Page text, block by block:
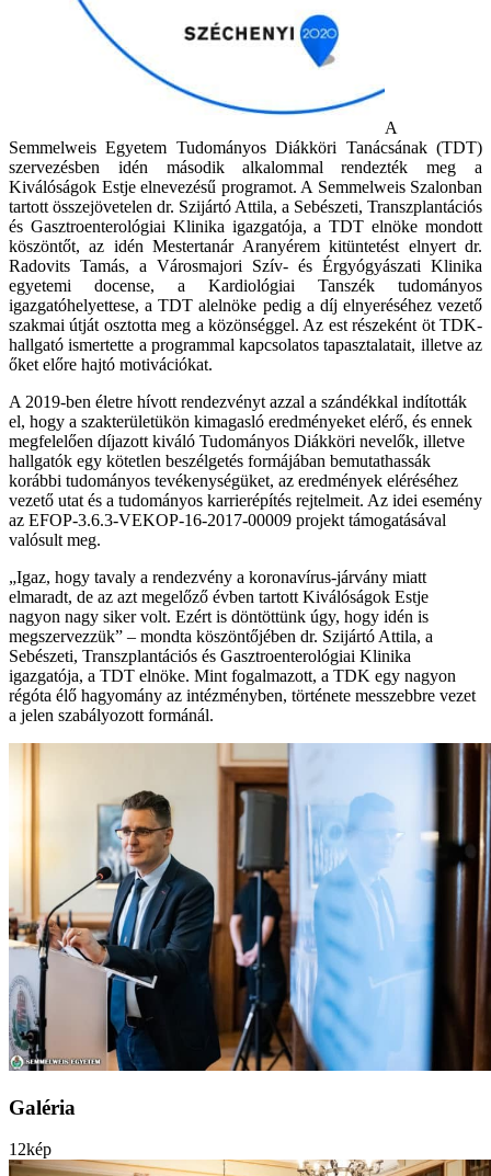
A
Semmelweis Egyetem Tudományos Diákköri Tanácsának (TDT)
szervezésben idén második alkalommal rendezték meg a
Kiválóságok Estje elnevezésű programot. A Semmelweis Szalonban
tartott összejövetelen dr. Szijártó Attila, a Sebészeti, Transzplantációs
és Gasztroenterológiai Klinika igazgatója, a TDT elnöke mondott
köszöntőt, az idén Mestertanár Aranyérem kitüntetést elnyert dr.
Radovits Tamás, a Városmajori Szív- és Érgyógyászati Klinika
egyetemi docense, a Kardiológiai Tanszék tudományos
igazgatóhelyettese, a TDT alelnöke pedig a díj elnyeréséhez vezető
szakmai útját osztotta meg a közönséggel. Az est részeként öt TDK-
hallgató ismertette a programmal kapcsolatos tapasztalatait, illetve az
őket előre hajtó motivációkat.
A 2019-ben életre hívott rendezvényt azzal a szándékkal indították
el, hogy a szakterületükön kimagasló eredményeket elérő, és ennek
megfelelően díjazott kiváló Tudományos Diákköri nevelők, illetve
hallgatók egy kötetlen beszélgetés formájában bemutathassák
korábbi tudományos tevékenységüket, az eredmények eléréséhez
vezető utat és a tudományos karrierépítés rejtelmeit. Az idei esemény
az EFOP-3.6.3-VEKOP-16-2017-00009 projekt támogatásával
valósult meg.
„Igaz, hogy tavaly a rendezvény a koronavírus-járvány miatt
elmaradt, de az azt megelőző évben tartott Kiválóságok Estje
nagyon nagy siker volt. Ezért is döntöttünk úgy, hogy idén is
megszervezzük” – mondta köszöntőjében dr. Szijártó Attila, a
Sebészeti, Transzplantációs és Gasztroenterológiai Klinika
igazgatója, a TDT elnöke. Mint fogalmazott, a TDK egy nagyon
régóta élő hagyomány az intézményben, története messzebbre vezet
a jelen szabályozott formánál.
Galéria
12kép